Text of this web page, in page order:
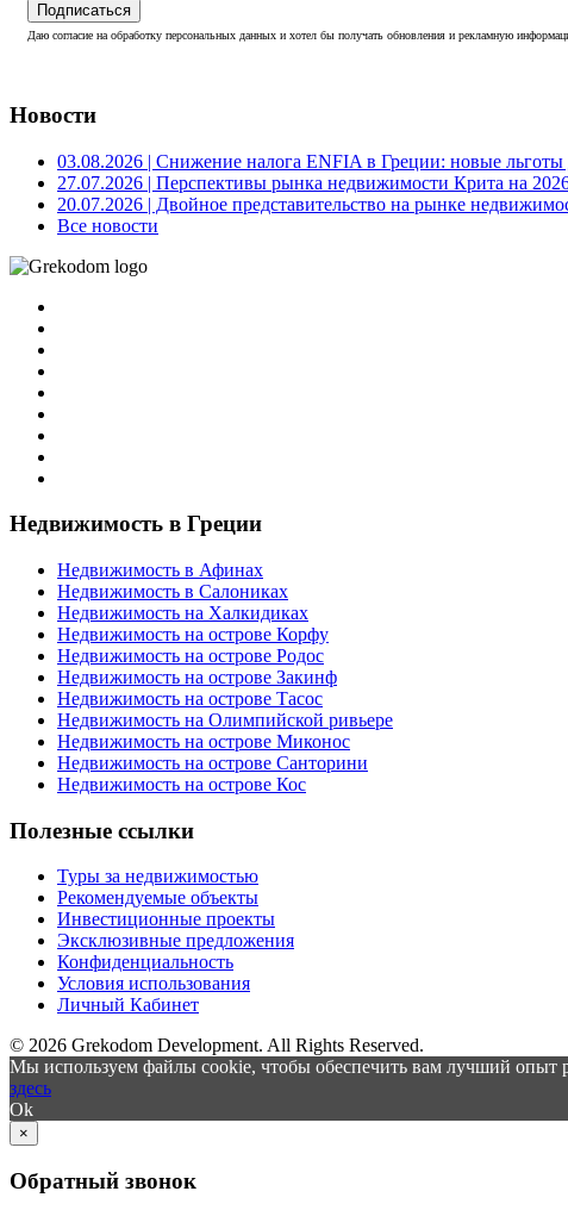
Подписаться
Даю согласие на обработку персональных данных и хотел бы получать обновления и рекламную
Новости
03.08.2026 | Снижение налога ENFIA в Греции: новые льготы
27.07.2026 | Перспективы рынка недвижимости Крита на
20.07.2026 | Двойное представительство на рынке
Все новости
Недвижимость в Греции
Недвижимость в Афинах
Недвижимость в Салониках
Недвижимость на Халкидиках
Недвижимость на острове Корфу
Недвижимость на острове Родос
Недвижимость на острове Закинф
Недвижимость на острове Тасос
Недвижимость на Олимпийской ривьере
Недвижимость на острове Миконос
Недвижимость на острове Санторини
Недвижимость на острове Кос
Полезные ссылки
Туры за недвижимостью
Рекомендуемые объекты
Инвестиционные проекты
Эксклюзивные предложения
Конфиденциальность
Условия использования
Личный Кабинет
© 2026 Grekodom Development. All Rights Reserved.
Мы используем файлы cookie, чтобы обеспечить вам лучший опыт
здесь
Ok
×
Обратный звонок